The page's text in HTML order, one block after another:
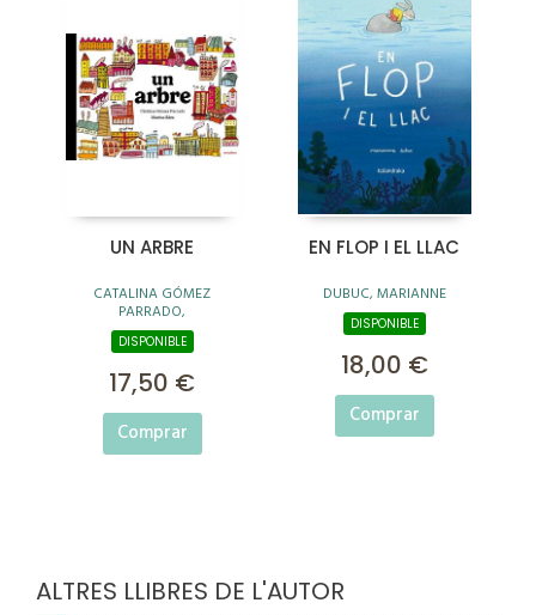
UN ARBRE
CATALINA GÓMEZ
PARRADO,
DISPONIBLE
17,50 €
Comprar
EN FLOP I EL LLAC
DUBUC, MARIANNE
DISPONIBLE
18,00 €
Comprar
ALTRES LLIBRES DE L'AUTOR